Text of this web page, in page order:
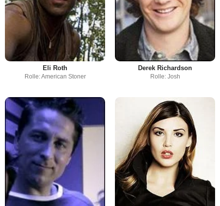
Eli Roth
Rolle: American Stoner
Derek Richardson
Rolle: Josh